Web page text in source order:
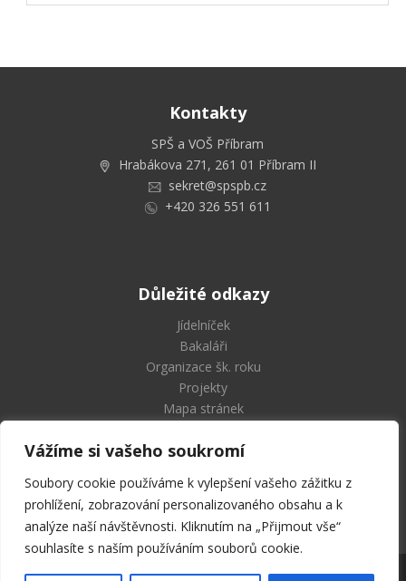
Vážíme si vašeho soukromí
Soubory cookie používáme k vylepšení vašeho zážitku z
prohlížení, zobrazování personalizovaného obsahu a k
analýze naší návštěvnosti. Kliknutím na „Přijmout vše“
souhlasíte s naším používáním souborů cookie.
Kontakty
SPŠ a VOŠ Příbram
Hrabákova 271, 261 01 Příbram II
sekret@spspb.cz
+420 326 551 611
Důležité odkazy
Jídelníček
Bakaláři
Organizace šk. roku
Projekty
Mapa stránek
Střední průmyslová škola
a Vyšší odborná škola Příbram